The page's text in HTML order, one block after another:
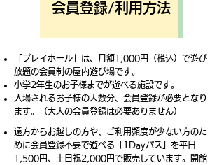
会員登録/利用方法
プレイホール 」は、月額1,000円（税込）で遊び
放題の会員制の屋内遊び場です。
小学2年生のお子様までが遊べる施設です。
入場されるお子様の人数分、会員登録が必要となり
ます。（大人の会員登録は必要ありません）​
遠方からお越しの方や、ご利用頻度が少ない方のた
めに会員登録不要で遊べる「1Dayパス」を平日
1,500円、土日祝2,000円で販売しています。開館